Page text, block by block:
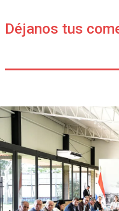
Déjanos tus